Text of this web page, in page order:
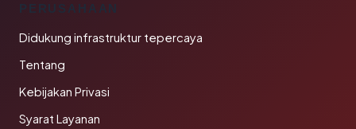
PERUSAHAAN
Didukung infrastruktur tepercaya
Tentang
Kebijakan Privasi
Syarat Layanan